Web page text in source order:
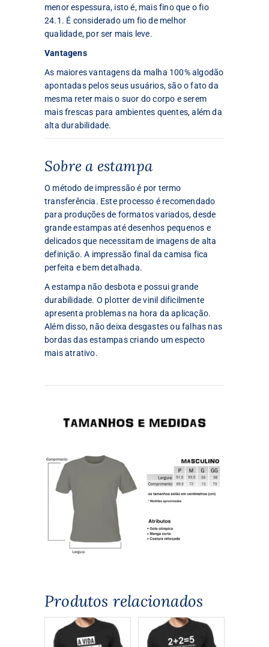
menor espessura, isto é, mais fino que o fio
24.1. É considerado um fio de melhor
qualidade, por ser mais leve.
Vantagens
As maiores vantagens da malha 100% algodão
apontadas pelos seus usuários, são o fato da
mesma reter mais o suor do corpo e serem
mais frescas para ambientes quentes, além da
alta durabilidade.
Sobre a estampa
O método de impressão é por termo
transferência. Este processo é recomendado
para produções de formatos variados, desde
grande estampas até desenhos pequenos e
delicados que necessitam de imagens de alta
definição. A impressão final da camisa fica
perfeita e bem detalhada.
A estampa não desbota e possui grande
durabilidade. O plotter de vinil dificilmente
apresenta problemas na hora da aplicação.
Além disso, não deixa desgastes ou falhas nas
bordas das estampas criando um especto
mais atrativo.
Produtos relacionados